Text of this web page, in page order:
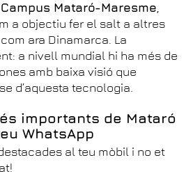
Mataró-Maresme,
a objectiu fer el salt a altres
ara Dinamarca. La
a nivell mundial hi ha més de
amb baixa visió que
d’aquesta tecnologia.
importants de Mataró
WhatsApp
al teu mòbil i no et